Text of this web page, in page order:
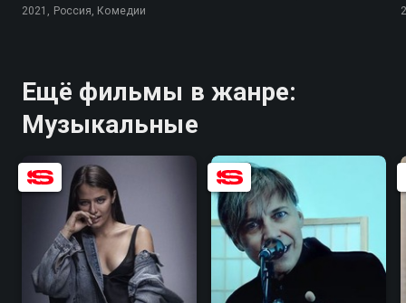
2021, Россия, Комедии
Ещё фильмы в жанре:
Музыкальные